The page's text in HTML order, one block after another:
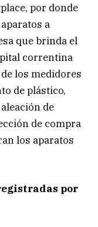
por donde
a
que brinda el
correntina
los medidores
de plástico,
de
de compra
los aparatos
por